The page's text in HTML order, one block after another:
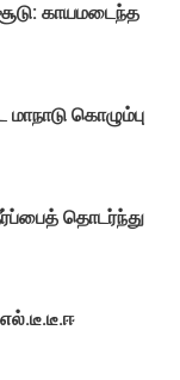
காயமடைந்த
கொழும்பு
தொடர்ந்து